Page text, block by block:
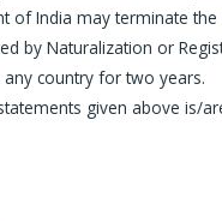
of India may terminate
by Naturalization or
country for two years.
given above is/